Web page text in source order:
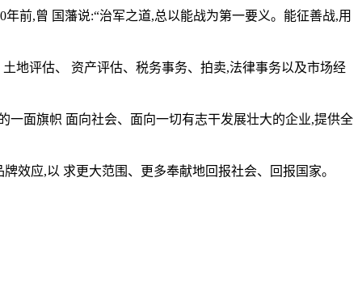
前,曾 国藩说:“治军之道,总以能战为第一要义。能征善战,用
地评估、 资产评估、税务事务、拍卖,法律事务以及市场经
一面旗帜 面向社会、面向一切有志干发展壮大的企业,提供全
效应,以 求更大范围、更多奉献地回报社会、回报国家。